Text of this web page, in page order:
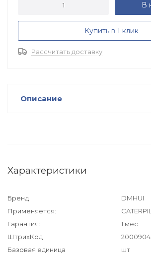
В
Купить в 1 клик
Рассчитать доставку
Описание
Характеристики
Бренд
DMHUI
Применяется:
Гарантия:
1 мес.
ШтрихКод
Базовая единица
шт